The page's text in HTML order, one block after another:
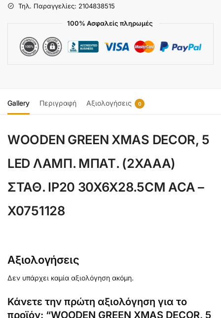
Τηλ. Παραγγελίες: 2104838515
100% Ασφαλείς πληρωμές
Gallery Περιγραφή Αξιολογήσεις 0
WOODEN GREEN XMAS DECOR, 5
LED ΛΑΜΠ. ΜΠΑΤ. (2XAAA)
ΣΤΑΘ. IP20 30X6X28.5CM ACA –
X0751128
Αξιολογήσεις
Δεν υπάρχει καμία αξιολόγηση ακόμη.
Κάνετε την πρώτη αξιολόγηση για το
προϊόν: “WOODEN GREEN XMAS DECOR, 5